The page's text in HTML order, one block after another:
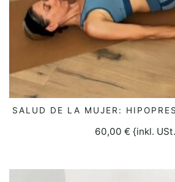
SELECCIONAR
SALUD DE LA MUJER:
60,00 € {inkl.